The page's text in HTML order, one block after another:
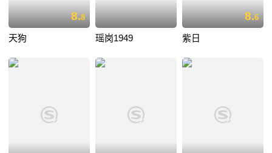
8.8
天狗 瑶岗1949
8.6
紫日